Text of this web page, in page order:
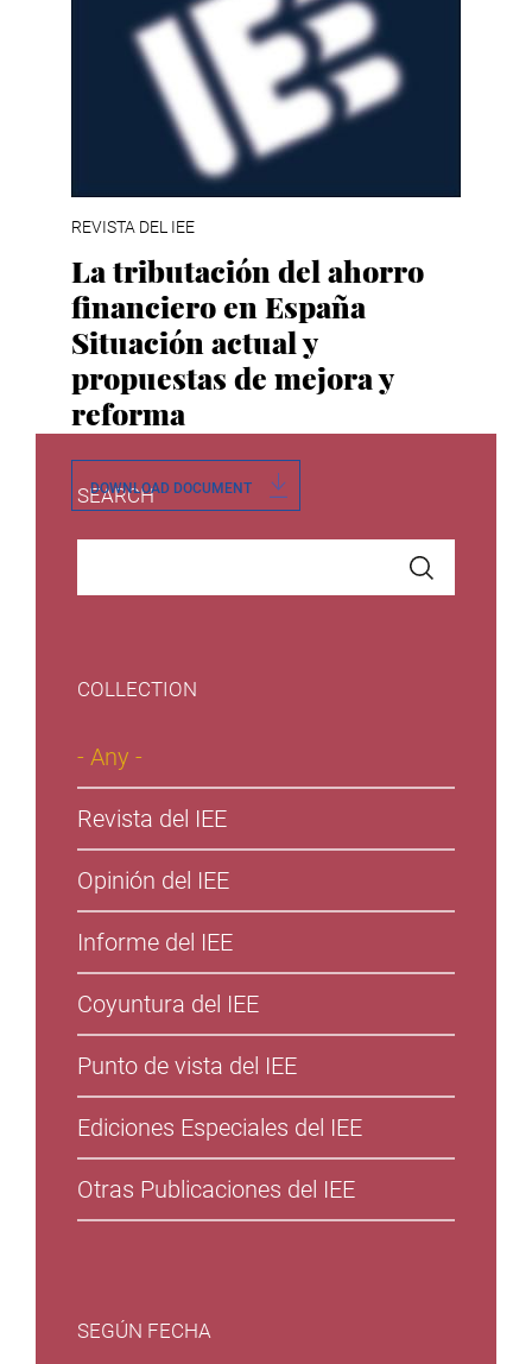
SEARCH
COLLECTION
- Any -
Revista del IEE
Opinión del IEE
Informe del IEE
Coyuntura del IEE
Punto de vista del IEE
Ediciones Especiales del IEE
Otras Publicaciones del IEE
SEGÚN FECHA
REVISTA DEL IEE
La tributación del ahorro
financiero en España
Situación actual y
propuestas de mejora y
reforma
DOWNLOAD DOCUMENT